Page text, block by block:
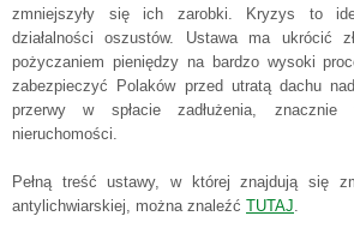
zmniejszyły się ich zarobki. Kryzys to
działalności oszustów. Ustawa ma ukrócić
pożyczaniem pieniędzy na bardzo wysoki
zabezpieczyć Polaków przed utratą dachu
przerwy w spłacie zadłużenia,
nieruchomości.
Pełną treść ustawy, w której znajdują się
antylichwiarskiej, można znaleźć TUTAJ.